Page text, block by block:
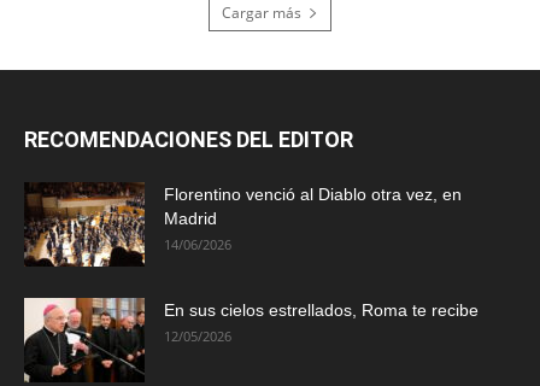
Cargar más
RECOMENDACIONES DEL EDITOR
Florentino venció al Diablo otra vez, en
Madrid
14/06/2026
En sus cielos estrellados, Roma te recibe
12/05/2026